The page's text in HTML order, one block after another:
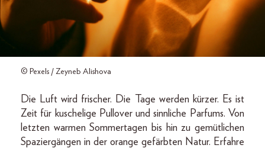
© Pexels / Zeyneb Alishova
Die Luft wird frischer. Die Tage werden kürzer. Es ist
Zeit für kuschelige Pullover und sinnliche Parfums. Von
letzten warmen Sommertagen bis hin zu gemütlichen
Spaziergängen in der orange gefärbten Natur. Erfahre